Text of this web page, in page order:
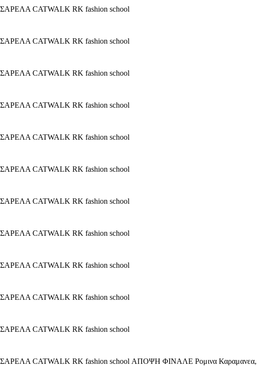
CATWALK RK fashion school
CATWALK RK fashion school
CATWALK RK fashion school
CATWALK RK fashion school
CATWALK RK fashion school
CATWALK RK fashion school
CATWALK RK fashion school
CATWALK RK fashion school
CATWALK RK fashion school
CATWALK RK fashion school
CATWALK RK fashion school
CATWALK RK fashion school ΑΠΟΨΗ ΦΙΝΑΛΕ Ρομινα Καραμανεα,